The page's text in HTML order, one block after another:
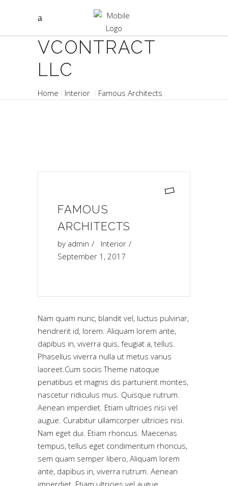
VCONTRACT
LLC
Home Interior Famous Architects
FAMOUS
ARCHITECTS
by admin
Interior
September 1, 2017
Nam quam nunc, blandit vel, luctus pulvinar,
hendrerit id, lorem. Aliquam lorem ante,
dapibus in, viverra quis, feugiat a, tellus.
Phasellus viverra nulla ut metus varius
laoreet.Cum sociis Theme natoque
penatibus et magnis dis parturient montes,
nascetur ridiculus mus. Quisque rutrum.
Aenean imperdiet. Etiam ultricies nisi vel
augue. Curabitur ullamcorper ultricies nisi.
Nam eget dui. Etiam rhoncus. Maecenas
tempus, tellus eget condimentum rhoncus,
sem quam semper libero, Aliquam lorem
ante, dapibus in, viverra rutrum. Aenean
imperdiet. Etiam ultricies vel augue.